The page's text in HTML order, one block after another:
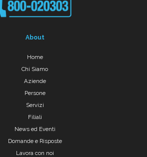
About
Home
Chi Siamo
Aziende
Persone
Servizi
Filiali
News ed Eventi
Domande e Risposte
Lavora con noi